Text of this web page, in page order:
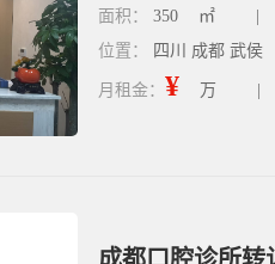
面积： 350 ㎡
位置：
四川 成都 武侯
月租金： ¥ 万